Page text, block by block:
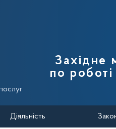
Державної
Західне
по
Діяльність